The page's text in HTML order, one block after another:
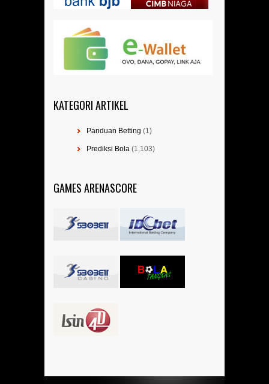
KATEGORI ARTIKEL
Panduan Betting (1)
Prediksi Bola (1,103)
GAMES ARENASCORE